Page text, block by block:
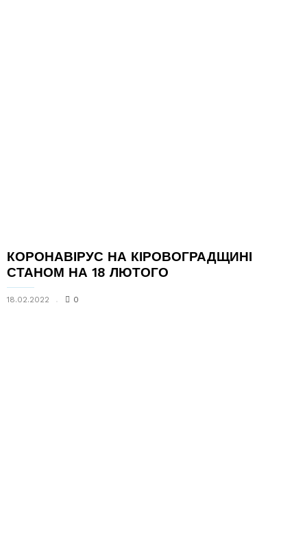
КОРОНАВІРУС НА КІРОВОГРАДЩИНІ
СТАНОМ НА 18 ЛЮТОГО
18.02.2022 0